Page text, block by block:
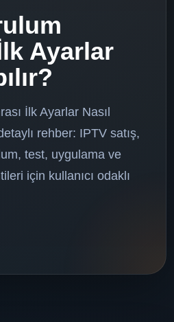
Ayarlar
İlk Ayarlar Nasıl
rehber: IPTV satış,
test, uygulama ve
için kullanıcı odaklı